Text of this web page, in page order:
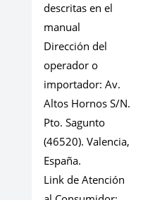
descritas en el
manual
Dirección del
operador o
importador: Av.
Altos Hornos S/N.
Pto. Sagunto
(46520). Valencia,
España.
Link de Atención